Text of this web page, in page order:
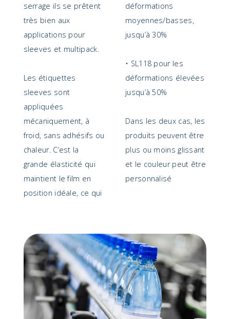
serrage ils se prêtent
très bien aux
applications pour
sleeves et multipack.
Les étiquettes
sleeves sont
appliquées
mécaniquement, à
froid, sans adhésifs ou
chaleur. C’est la
grande élasticité qui
maintient le film en
position idéale, ce qui
déformations
moyennes/basses,
jusqu’à 30%
• SL118 pour les
déformations élevées
jusqu’à 50%
Dans les deux cas, les
produits peuvent être
plus ou moins glissant
et le couleur peut être
personnalisé